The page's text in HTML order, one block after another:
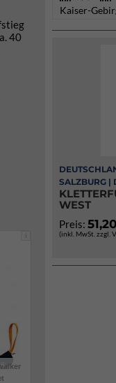
40
i
Kaiser-
SALZBURG |
WEST
Preis:
(inkl. MwSt. zzgl.